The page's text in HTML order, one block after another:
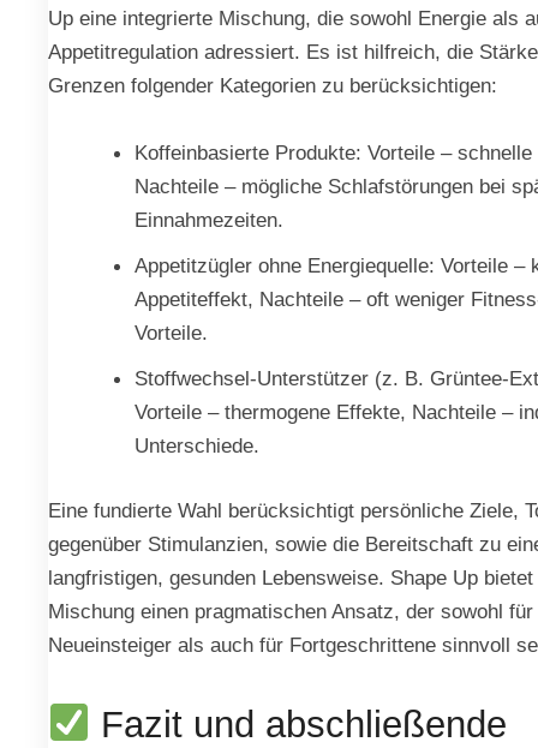
Up eine integrierte Mischung, die sowohl Energie als
Appetitregulation adressiert. Es ist hilfreich, die
Grenzen folgender Kategorien zu berücksichtigen:
Koffeinbasierte Produkte: Vorteile – schnelle
Nachteile – mögliche Schlafstörungen bei
Einnahmezeiten.
Appetitzügler ohne Energiequelle: Vorteile –
Appetiteffekt, Nachteile – oft weniger
Vorteile.
Stoffwechsel-Unterstützer (z. B. Grüntee-
Vorteile – thermogene Effekte, Nachteile –
Unterschiede.
Eine fundierte Wahl berücksichtigt persönliche Ziele,
gegenüber Stimulanzien, sowie die Bereitschaft zu
langfristigen, gesunden Lebensweise. Shape Up
Mischung einen pragmatischen Ansatz, der sowohl für
Neueinsteiger als auch für Fortgeschrittene sinnvoll
Fazit und abschließende